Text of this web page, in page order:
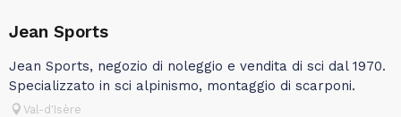
Jean Sports
Jean Sports, negozio di noleggio e vendita di sci dal 1970.
Specializzato in sci alpinismo, montaggio di scarponi.
Val-d'Isère